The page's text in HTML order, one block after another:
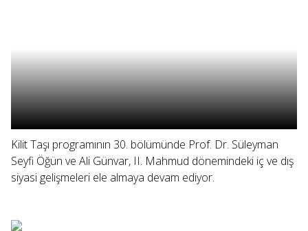
Kilit Taşı programının 30. bölümünde Prof. Dr. Süleyman
Seyfi Öğün ve Ali Günvar, II. Mahmud dönemindeki iç ve dış
siyasi gelişmeleri ele almaya devam ediyor.